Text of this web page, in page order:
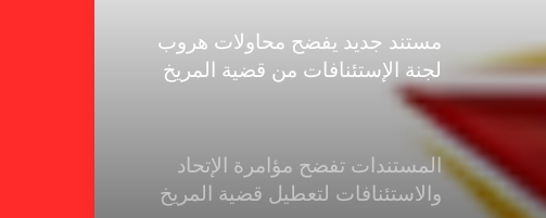
مستند جديد يفضح محاولات هروب
لجنة الإستئنافات من قضية المريخ
المستندات تفضح مؤامرة الإتحاد
والاستئنافات لتعطيل قضية المريخ